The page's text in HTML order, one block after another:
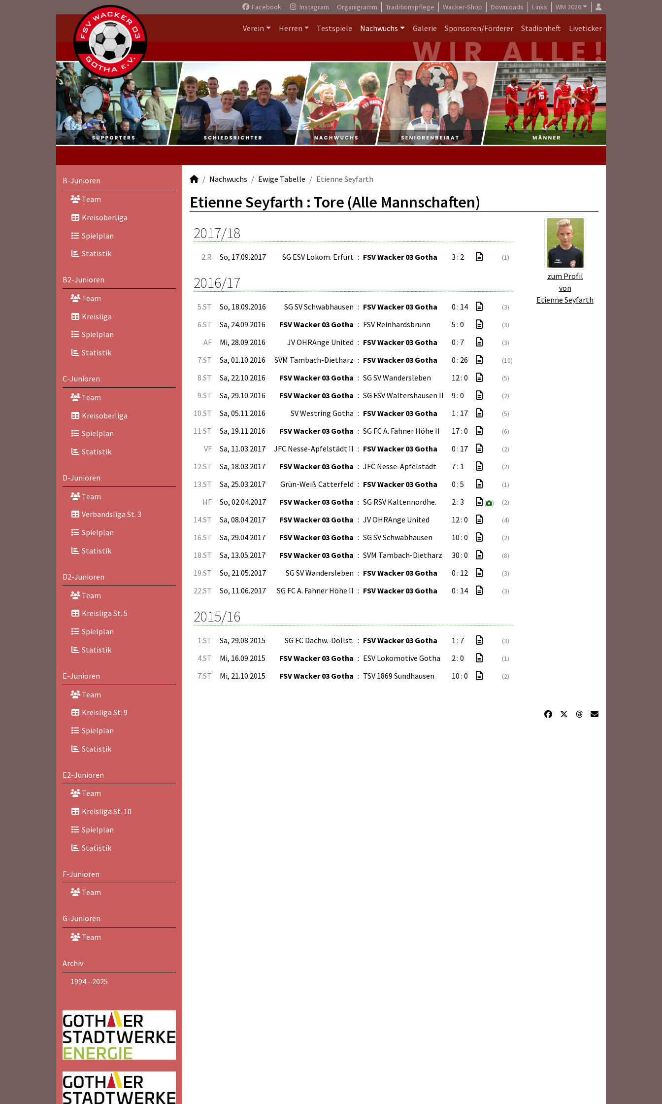
Facebook Instagram Organigramm Traditionspflege Wacker-Shop Downloads Links WM 2026
Verein Herren Testspiele Nachwuchs Galerie Sponsoren/Förderer Stadionheft Liveticker
B-Junioren
Team
Kreisoberliga
Spielplan
Statistik
B2-Junioren
Team
Kreisliga
Spielplan
Statistik
C-Junioren
Team
Kreisoberliga
Spielplan
Statistik
D-Junioren
Team
Verbandsliga St. 3
Spielplan
Statistik
D2-Junioren
Team
Kreisliga St. 5
Spielplan
Statistik
E-Junioren
Team
Kreisliga St. 9
Spielplan
Statistik
E2-Junioren
Team
Kreisliga St. 10
Spielplan
Statistik
F-Junioren
Team
G-Junioren
Team
Archiv
1994 - 2025
Nachwuchs Ewige Tabelle Etienne Seyfarth
Etienne Seyfarth : Tore (Alle Mannschaften)
zum Profil
von
Etienne Seyfarth
2017/18
2.R So, 17.09.2017 SG ESV Lokom. Erfurt : FSV Wacker 03 Gotha 3 : 2 (1)
2016/17
5.ST So, 18.09.2016 SG SV Schwabhausen : FSV Wacker 03 Gotha 0 : 14 (3)
6.ST Sa, 24.09.2016 FSV Wacker 03 Gotha : FSV Reinhardsbrunn 5 : 0 (3)
AF Mi, 28.09.2016 JV OHRAnge United : FSV Wacker 03 Gotha 0 : 7 (3)
7.ST Sa, 01.10.2016 SVM Tambach-Dietharz : FSV Wacker 03 Gotha 0 : 26 (10)
8.ST Sa, 22.10.2016 FSV Wacker 03 Gotha : SG SV Wandersleben 12 : 0 (5)
9.ST Sa, 29.10.2016 FSV Wacker 03 Gotha : SG FSV Waltershausen II 9 : 0 (2)
10.ST Sa, 05.11.2016 SV Westring Gotha : FSV Wacker 03 Gotha 1 : 17 (5)
11.ST Sa, 19.11.2016 FSV Wacker 03 Gotha : SG FC A. Fahner Höhe II 17 : 0 (6)
VF Sa, 11.03.2017 JFC Nesse-Apfelstädt II : FSV Wacker 03 Gotha 0 : 17 (2)
12.ST Sa, 18.03.2017 FSV Wacker 03 Gotha : JFC Nesse-Apfelstädt 7 : 1 (2)
13.ST Sa, 25.03.2017 Grün-Weiß Catterfeld : FSV Wacker 03 Gotha 0 : 5 (1)
HF So, 02.04.2017 FSV Wacker 03 Gotha : SG RSV Kaltennordhe. 2 : 3 ( ) (2)
14.ST Sa, 08.04.2017 FSV Wacker 03 Gotha : JV OHRAnge United 12 : 0 (4)
16.ST Sa, 29.04.2017 FSV Wacker 03 Gotha : SG SV Schwabhausen 10 : 0 (2)
18.ST Sa, 13.05.2017 FSV Wacker 03 Gotha : SVM Tambach-Dietharz 30 : 0 (8)
19.ST So, 21.05.2017 SG SV Wandersleben : FSV Wacker 03 Gotha 0 : 12 (3)
22.ST So, 11.06.2017 SG FC A. Fahner Höhe II : FSV Wacker 03 Gotha 0 : 14 (3)
2015/16
1.ST Sa, 29.08.2015 SG FC Dachw.-Döllst. : FSV Wacker 03 Gotha 1 : 7 (3)
4.ST Mi, 16.09.2015 FSV Wacker 03 Gotha : ESV Lokomotive Gotha 2 : 0 (1)
7.ST Mi, 21.10.2015 FSV Wacker 03 Gotha : TSV 1869 Sundhausen 10 : 0 (2)